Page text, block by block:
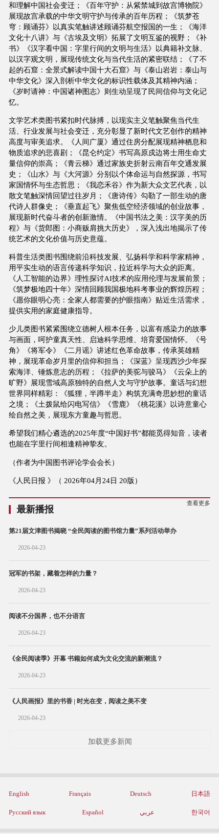
和理解中国社会变迁；《百年守护：从紫禁城到故宫博物院》
展现故宫承载的中华文明守护与传承的百年历程；《筑梦苍
穹：顾诵芬》以真实笔触讲述顾诵芬航空报国的一生；《海洋
文化十八讲》与《古埃及文明》拓展了文明互鉴的视野；《补
书》《汉字看中国：字里行间的文明与生活》以典籍补文脉、
以汉字观文明，展现传统文化与当代生活的紧密联结；《了不
起的石窟：全景式解读中国十大石窟》与《泰山岩岩：泰山与
中华文化》深入剖析中华文化的标识性载体及其精神内涵；
《岁时请神：中国诸神图志》则生动呈现了民间信仰与文化记
忆。
文学艺术类图书紧扣时代脉搏，以现实主义笔触聚焦当代生
活、行业发展与社会变迁，充分彰显了新时代文艺创作的精神
高度与审美追求。《人间广厦》通过住房分配展现精神栖息和
物质追求的悲喜剧；《昆仑约定》书写高原戍边将士用生命丈
量信仰的崇高；《青云梯》通过家族史折射云南百年交通发展
史；《山水》与《大河源》分别以个体命运与自然探源，书写
家国情怀与生态哲思；《我恋禾谷》作为新大众文艺代表，以
散文笔触深情回望过往岁月；《唐诗传》勾勒了一部生动的唐
代诗人群像史；《垂直起飞》聚焦低空经济领域的创业故事，
展现新时代奋斗者的创新激情。《中国书法之美：汉字美的历
程》与《货郎图：小商贩肩挑大历史》，深入浅出地揭示了传
统艺术的文化价值与历史意蕴。
科普生活类图书围绕前沿科技发展、弘扬科学和科学家精神，
用平实生动的语言传递科学知识，拉近科学与大众的距离。
《人工智能的边界》理性探讨AI技术的应用伦理与发展前景；
《筑梦极地四十年》深情回顾我国极地科考事业的辉煌历程；
《愿你眼明心亮：全家人都需要的护眼指南》贴近生活需求，
提供实用的家庭健康指导。
少儿类图书紧紧围绕立德树人根本任务，以富有感染力的故事
与画面，呵护童真天性、启迪科学思维、培育爱国情怀。《号
角》《将军令》《二月谣》讲述红色革命故事，传承英雄精
神，展现革命岁月里的信仰和担当；《深蓝》呈现西沙少年探
索海洋、锤炼意志的历程；《拉萨的美驼与骏马》《云朵上的
旷野》展现雪域高原独特的自然人文与守护故事。童话与幻想
世界同样精彩：《狐狸，半蹲半走》构筑充满奇思妙想的童话
之境；《土拨鼠给闪电写信》《雪鹿》《桃花溪》以诗意童心
绘自然之美，展现东方童趣与哲思。
希望我们精心遴选的2025年度“中国好书”都能觅得知音，读者
也能在字里行间相逢精神挚友。
（作者为中国图书评论学会会长）
《人民日报 》（ 2026年04月24日 20版）
最新播报
查看更多
第21届文津图书揭晓 “全民阅读的图书馆力量”系列活动举办
2026-04-23
冠军的书架，藏着怎样的力量？
2026-04-23
阅读不分国界，也不分语言
2026-04-23
《全民阅读季》开幕 书籍如何成为文化交流的新潮流？
2026-04-23
《人民画报》里的书香 | 时光在变，阅读之美不变
2026-04-23
加载更多新闻
English Français Deutsch 日本語
Русский язык Español عربي 한국어